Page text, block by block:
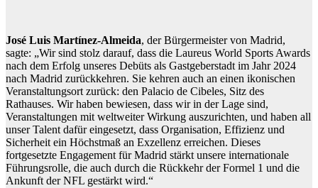
José Luis Martínez-Almeida, der Bürgermeister von Madrid,
sagte: „Wir sind stolz darauf, dass die Laureus World Sports Awards
nach dem Erfolg unseres Debüts als Gastgeberstadt im Jahr 2024
nach Madrid zurückkehren. Sie kehren auch an einen ikonischen
Veranstaltungsort zurück: den Palacio de Cibeles, Sitz des
Rathauses. Wir haben bewiesen, dass wir in der Lage sind,
Veranstaltungen mit weltweiter Wirkung auszurichten, und haben all
unser Talent dafür eingesetzt, dass Organisation, Effizienz und
Sicherheit ein Höchstmaß an Exzellenz erreichen. Dieses
fortgesetzte Engagement für Madrid stärkt unsere internationale
Führungsrolle, die auch durch die Rückkehr der Formel 1 und die
Ankunft der NFL gestärkt wird.“